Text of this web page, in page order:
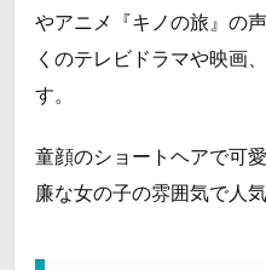
やアニメ『キノの旅』の
くのテレビドラマや映画
す。
童顔のショートヘアで可
廉な女の子の雰囲気で人